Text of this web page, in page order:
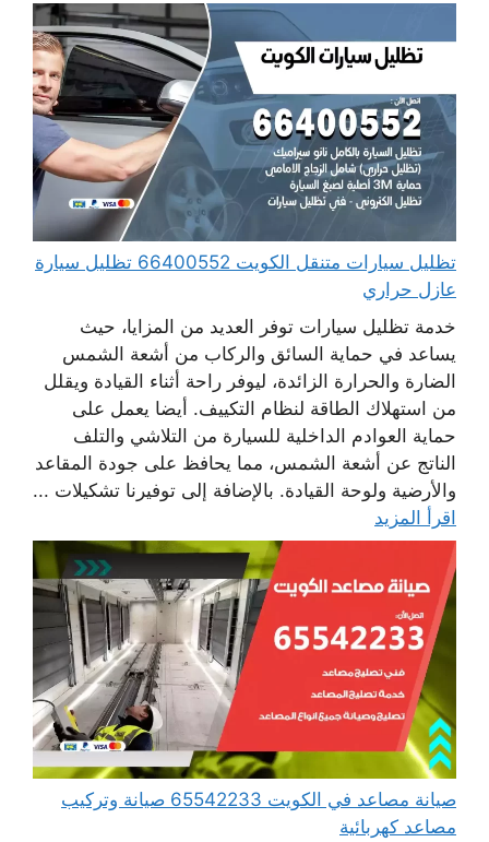
تظليل سيارات متنقل الكويت 66400552 تظليل سيارة
عازل حراري
خدمة تظليل سيارات توفر العديد من المزايا، حيث
يساعد في حماية السائق والركاب من أشعة الشمس
الضارة والحرارة الزائدة، ليوفر راحة أثناء القيادة ويقلل
من استهلاك الطاقة لنظام التكييف. أيضا يعمل على
حماية العوادم الداخلية للسيارة من التلاشي والتلف
الناتج عن أشعة الشمس، مما يحافظ على جودة المقاعد
والأرضية ولوحة القيادة. بالإضافة إلى توفيرنا تشكيلات ...
اقرأ المزيد
صيانة مصاعد في الكويت 65542233 صيانة وتركيب
مصاعد كهربائية